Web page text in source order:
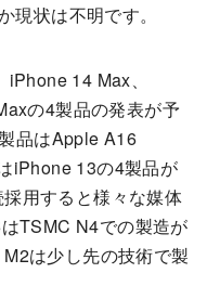
現状は不明です。
14 Max、
の4製品の発表が予
品はApple A16
iPhone 13の4製品が
用すると様々な媒体
TSMC N4での製造が
は少し先の技術で製